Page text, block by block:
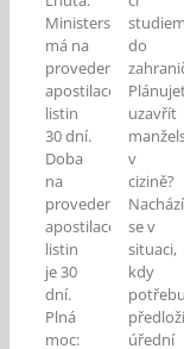
si
opatřit
apostilu
sám?
Ministerstvo
má na
provedení
apostilace
listin
30 dní.
Doba
na
provedení
apostilace
listin
je 30
dní.
Plná
moc:
Otázky
a
studiem
do
uzavřít
v
cizině?
se v
situaci,
kdy
úřední